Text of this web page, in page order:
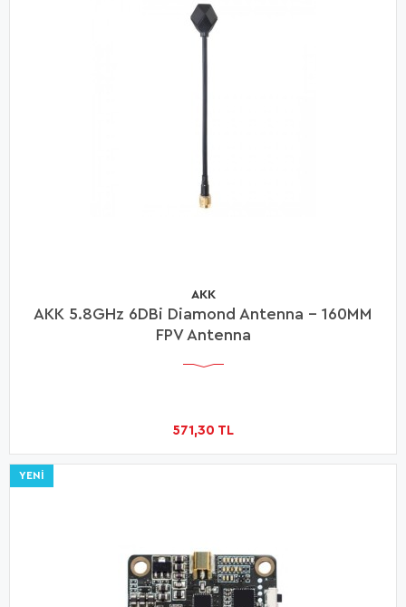
AKK
AKK 5.8GHz 6DBi Diamond Antenna - 160MM
FPV Antenna
571,30 TL
YENI